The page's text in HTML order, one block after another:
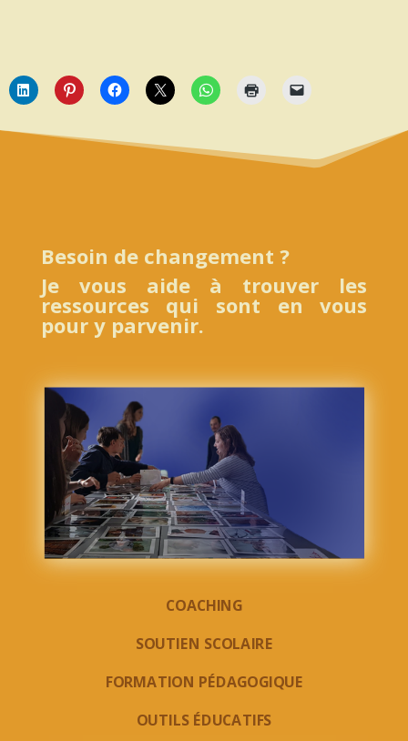
Besoin de changement ?
Je vous aide à trouver les
ressources qui sont en vous
pour y parvenir.
COACHING
SOUTIEN SCOLAIRE
FORMATION PÉDAGOGIQUE
OUTILS ÉDUCATIFS